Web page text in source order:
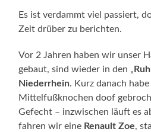
Es ist verdammt viel passiert,
Zeit drüber zu berichten.
Vor 2 Jahren haben wir unser
gebaut, sind wieder in den „
Niederrhein. Kurz danach
Mittelfußknochen doof
Gefecht – inzwischen läuft es
fahren wir eine Renault Zoe,